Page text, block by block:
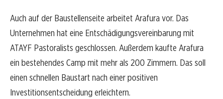
Auch auf der Baustellenseite arbeitet Arafura vor. Das
Unternehmen hat eine Entschädigungsvereinbarung mit
ATAYF Pastoralists geschlossen. Außerdem kaufte Arafura
ein bestehendes Camp mit mehr als 200 Zimmern. Das soll
einen schnellen Baustart nach einer positiven
Investitionsentscheidung erleichtern.